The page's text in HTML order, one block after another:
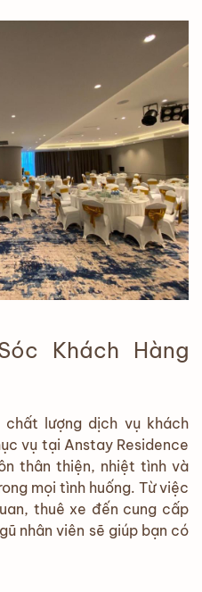
Khách Hàng
lượng dịch vụ khách
vụ tại Anstay Residence
thân thiện, nhiệt tình và
mọi tình huống. Từ việc
thuê xe đến cung cấp
nhân viên sẽ giúp bạn có